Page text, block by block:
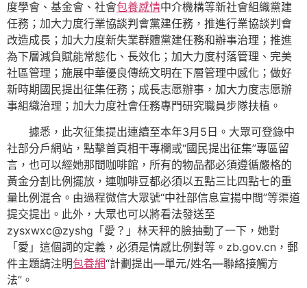
度學會、基金會、社會包養感情中介機構等新社會組織黨建
任務；加大力度行業協談判會黨建任務，推進行業協談判會
改造成長；加大力度新失業群體黨建任務和辦事治理；推進
為下層減負賦能常態化、長效化；加大力度村落管理、完美
社區管理；施展中華優良傳統文明在下層管理中感化；做好
新時期國民提出征集任務；成長志愿辦事，加大力度志愿辦
事組織治理；加大力度社會任務專門研究職員步隊扶植。
據悉，此次征集提出連續至本年3月5日。大眾可登錄中
社部分戶網站，點擊首頁相干專欄或“國民提出征集”專區留
言，也可以經她那間咖啡館，所有的物品都必須遵循嚴格的
黃金分割比例擺放，連咖啡豆都必須以五點三比四點七的重
量比例混合。由過程微信大眾號“中社部信息宣揚中間”等渠道
提交提出。此外，大眾也可以將看法發送至
zysxwxc@zyshg「愛？」林天秤的臉抽動了一下，她對
「愛」這個詞的定義，必須是情感比例對等。zb.gov.cn，郵
件主題請注明包養網“計劃提出—單元/姓名—聯絡接觸方
法”。